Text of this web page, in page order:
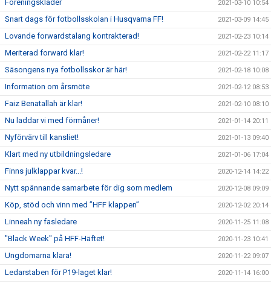
Föreningskläder 2021-03-10 10:54
Snart dags för fotbollsskolan i Husqvarna FF! 2021-03-09 14:45
Lovande forwardstalang kontrakterad! 2021-02-23 10:14
Meriterad forward klar! 2021-02-22 11:17
Säsongens nya fotbollsskor är här! 2021-02-18 10:08
Information om årsmöte 2021-02-12 08:53
Faiz Benatallah är klar! 2021-02-10 08:10
Nu laddar vi med förmåner! 2021-01-14 20:11
Nyförvärv till kansliet! 2021-01-13 09:40
Klart med ny utbildningsledare 2021-01-06 17:04
Finns julklappar kvar...! 2020-12-14 14:22
Nytt spännande samarbete för dig som medlem 2020-12-08 09:09
Köp, stöd och vinn med ”HFF klappen” 2020-12-02 20:14
Linneah ny fasledare 2020-11-25 11:08
"Black Week" på HFF-Häftet! 2020-11-23 10:41
Ungdomarna klara! 2020-11-22 09:07
Ledarstaben för P19-laget klar! 2020-11-14 16:00